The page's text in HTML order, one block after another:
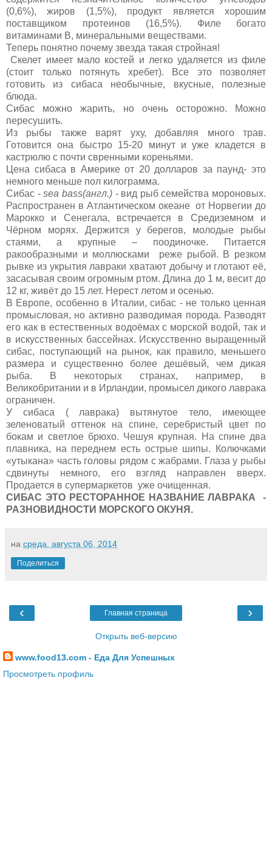
(0,6%), жиров (1,5%), продукт является хорошим
поставщиком протеинов (16,5%). Филе богато
витаминами В, минеральными веществами.
Теперь понятно почему звезда такая стройная!
Скелет имеет мало костей и легко удаляется из филе
(стоит только потянуть хребет). Все это позволяет
готовить из сибаса необычные, вкусные, полезные
блюда.
Сибас можно жарить, но очень осторожно. Можно
пересушить.
Из рыбы также варят уху, добавляя много трав.
Готовится она быстро 15-20 минут и уже кладется в
кастрюлю с почти свренными кореньями.
Цена сибаса в Америке от 20 долларов за паунд- это
немного меньше пол килограмма.
Сибас -sea bass(англ.) - вид рыб семейства мороновых.
Распространен в Атлантическом океане от Норвегии до
Марокко и Сенегала, встречается в Средиземном и
Чёрном морях. Держится у берегов, молодые рыбы
стаями, а крупные – поодиночке. Питается
ракообразными и моллюсками реже рыбой. В резком
рывке из укрытия лавраки хватают добычу и глотают её,
засасывая своим огромным ртом. Длина до 1 м, весит до
12 кг, живёт до 15 лет. Нерест летом и осенью.
В Европе, особенно в Италии, сибас - не только ценная
промысловая, но активно разводимая порода. Разводят
его как в естественных водоёмах с морской водой, так и
в искусственных бассейнах. Искусственно выращенный
сибас, поступающий на рынок, как правило, меньшего
размера и существенно более дешёвый, чем дикая
рыба. В некоторых странах, например, в
Великобритании и в Ирландии, промысел дикого лаврака
ограничен.
У сибаса ( лаврака) вытянутое тело, имеющее
зеленоватый оттенок на спине, серебристый цвет по
бокам и светлое брюхо. Чешуя крупная. На спине два
плавника, на переднем есть острые шипы. Колючками
«утыкана» часть головы рядом с жабрами. Глаза у рыбы
сдвинуты немного, его взгляд направлен вверх.
Продается в супермаркетов уже очищенная.
CИБАС ЭТО РЕСТОРАННОЕ НАЗВАНИЕ ЛАВРАКА -
РАЗНОВИДНОСТИ МОРСКОГО ОКУНЯ.
на среда, августа 06, 2014
Поделиться
‹ ›
Главная страница
Открыть веб-версию
www.food13.com - Еда Для Успешных
Просмотреть профиль